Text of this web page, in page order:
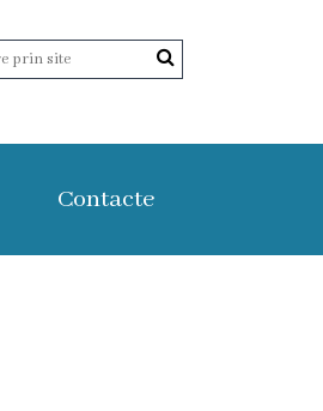
Contacte